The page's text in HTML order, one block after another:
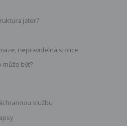
jater?
nepravidelná stolice
může být?
službu